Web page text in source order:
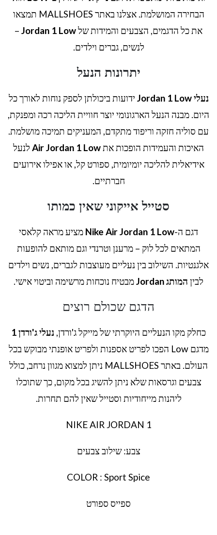
הבחירה המושלמת. אצלנו באתר MALLSHOES תמצאו
את כל הדגמים, הצבעים והמידות שלJordan 1 Low
–
לנשים, גברים וילדים.
יתרונות הנעל
נעלי Jordan 1 Low
ידועות ביכולתן לספק נוחות לאורך כל
היום. מבנה הנעל הארגונומי יוצר חוויית הליכה רכה ומפנקת,
עם סוליה חזקה וריפוד מתקדם, המעניקים תמיכה מושלמת.
האיכות והעמידות הופכות אתAir Jordan 1 Low לנעל
אידיאלית להליכה יומיומית, ספורט קל, או אפילו אירועים
חברתיים.
סטייל אייקוני שאין כמותו
דגם ה-Nike Air Jordan 1 Low מציע מראה קלאסי
המתאים לכל לוק – מרענן וטרנדי וגם מותאם להופעות
אלגנטיות. השילוב בין נעליים מעוצבות לגברים, נשים וילדים
לבין המותג Jordan מבטיח נוכחות מרשימה וביטוי אישי.
הדגם שכולם רוצים
כחלק מקו הנעליים היוקרתי של מייקל ג'ורדן, נעלי ג'ורדן 1
מדגם Low הפכו לפריט אספנות ולפריט אופנתי מבוקש בכל
העולם. באתר MALLSHOES ניתן למצוא מגוון נרחב, כולל
צבעים וגרסאות שלא ניתן להשיג בכל מקום, כך שתוכלו
ליהנות מייחודיות וסטייל שאין להם תחרות.
NIKE AIR JORDAN 1
צבע: שילוב צבעים
COLOR : Sport Spice
ספייס ספורט